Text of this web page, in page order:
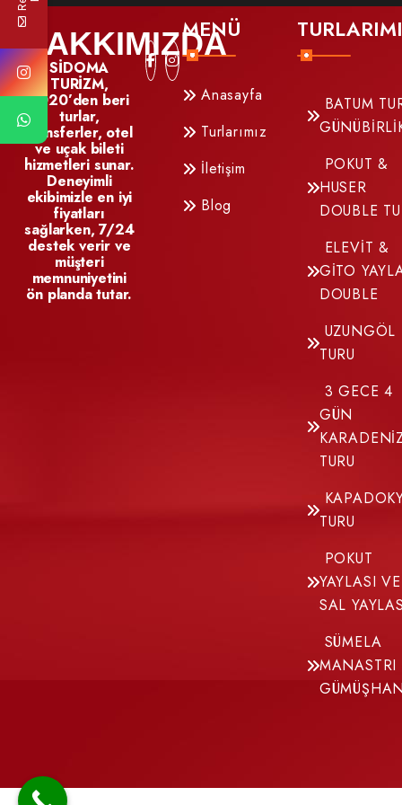
HAKKIMIZDA
SİDOMA
TURİZM,
2020’den beri
turlar,
transferler, otel
ve uçak bileti
hizmetleri sunar.
Deneyimli
ekibimizle en iyi
fiyatları
sağlarken, 7/24
destek verir ve
müşteri
memnuniyetini
ön planda tutar.
MENÜ
Anasayfa
Turlarımız
İletişim
Blog
BATUM
POKUT &
HUSER
DOUBLE
ELEVİT &
GİTO
DOUBLE
UZUNGÖL
TURU
3 GECE 4
GÜN
TURU
TURU
POKUT
YAYLASI VE
SAL
SÜMELA
MANASTRI